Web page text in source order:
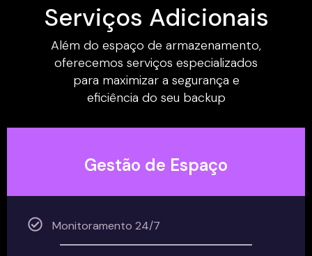
Serviços Adicionais
Além do espaço de armazenamento,
oferecemos serviços especializados
para maximizar a segurança e
eficiência do seu backup
Gestão de Espaço
Monitoramento 24/7